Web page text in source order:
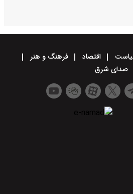
فرهنگ و هنر